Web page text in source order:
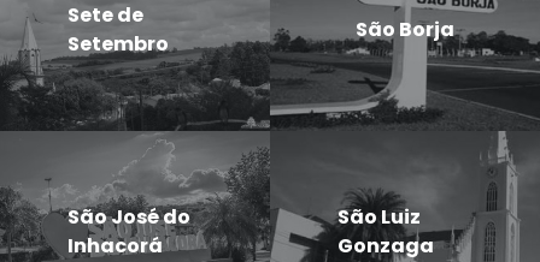
Sete de
Setembro
São Borja
São José do
Inhacorá
São Luiz
Gonzaga